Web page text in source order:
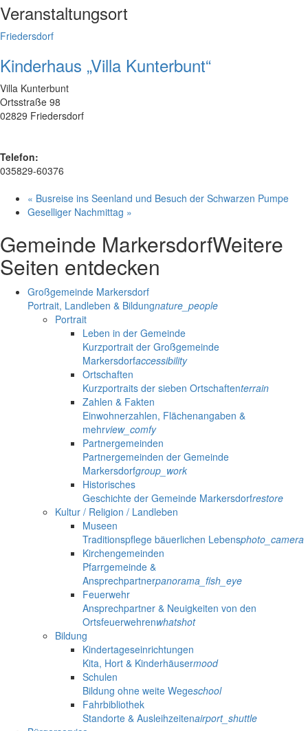
Veranstaltungsort
Friedersdorf
Kinderhaus „Villa Kunterbunt“
Villa Kunterbunt
Ortsstraße 98
02829 Friedersdorf
Telefon:
035829-60376
« Busreise ins Seenland und Besuch der Schwarzen Pumpe
Geselliger Nachmittag »
Gemeinde MarkersdorfWeitere
Seiten entdecken
Großgemeinde Markersdorf
Portrait, Landleben & Bildungnature_people
Portrait
Leben in der Gemeinde
Kurzportrait der Großgemeinde
Markersdorfaccessibility
Ortschaften
Kurzportraits der sieben Ortschaftenterrain
Zahlen & Fakten
Einwohnerzahlen, Flächenangaben &
mehrview_comfy
Partnergemeinden
Partnergemeinden der Gemeinde
Markersdorfgroup_work
Historisches
Geschichte der Gemeinde Markersdorfrestore
Kultur / Religion / Landleben
Museen
Traditionspflege bäuerlichen Lebensphoto_camera
Kirchengemeinden
Pfarrgemeinde &
Ansprechpartnerpanorama_fish_eye
Feuerwehr
Ansprechpartner & Neuigkeiten von den
Ortsfeuerwehrenwhatshot
Bildung
Kindertageseinrichtungen
Kita, Hort & Kinderhäusermood
Schulen
Bildung ohne weite Wegeschool
Fahrbibliothek
Standorte & Ausleihzeitenairport_shuttle